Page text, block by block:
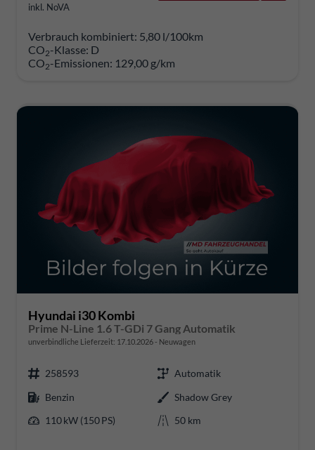
inkl. NoVA
Verbrauch kombiniert: 5,80 l/100km
CO2-Klasse: D
CO2-Emissionen: 129,00 g/km
Hyundai i30 Kombi
Prime N-Line 1.6 T-GDi 7 Gang Automatik
unverbindliche Lieferzeit: 17.10.2026 Neuwagen
258593
Automatik
Benzin
Shadow Grey
110 kW (150 PS)
50 km